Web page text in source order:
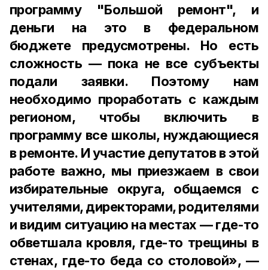
программу "Большой ремонт", и
деньги на это в федеральном
бюджете предусмотрены. Но есть
сложность — пока не все субъекты
подали заявки. Поэтому нам
необходимо проработать с каждым
регионом, чтобы включить в
программу все школы, нуждающиеся
в ремонте. И участие депутатов в этой
работе важно, мы приезжаем в свои
избирательные округа, общаемся с
учителями, директорами, родителями
и видим ситуацию на местах — где-то
обветшала кровля, где-то трещины в
стенах, где-то беда со столовой», —